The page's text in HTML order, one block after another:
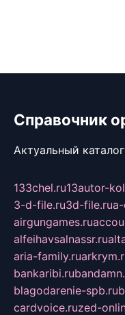
Справочник
Актуальный
133chel.ru13autor-
3-d-file.ru3d-file.ru
airgungames.ru
alfeihavsalnassr.ru
aria-family.ru
bankaribi.ru
blagodarenie-spb.ru
cardvoice.ruzed-